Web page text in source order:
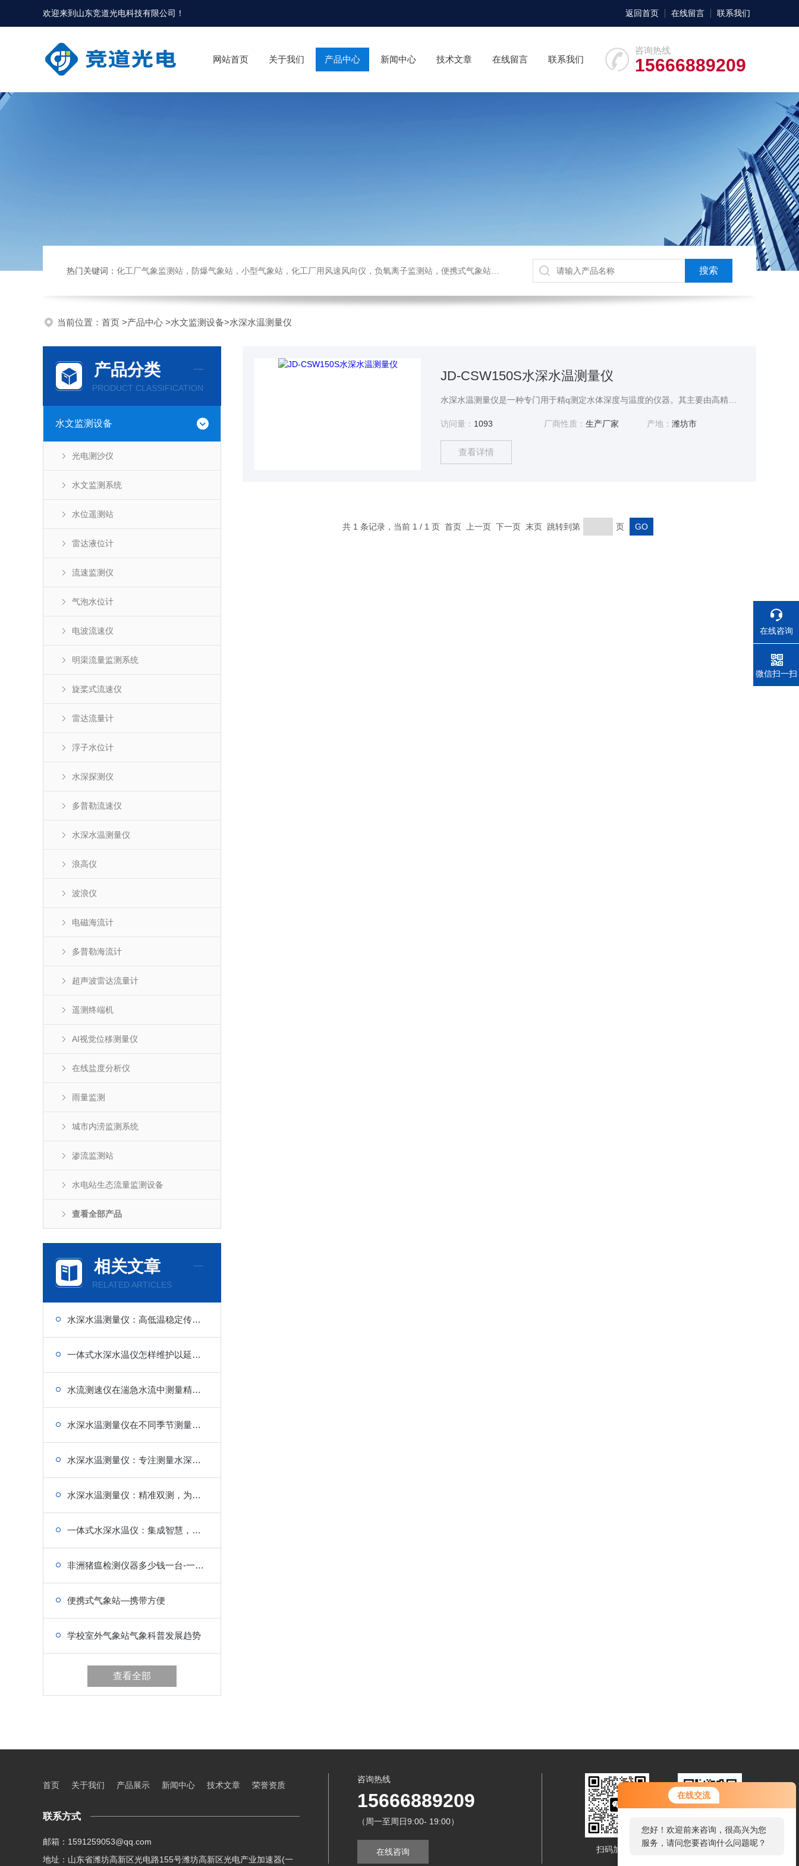
在线交流
您好！欢迎前来咨询，很高兴为您
服务，请问您要咨询什么问题呢？
欢迎来到 山东竞道光电科技有限公司 ！ 返回首页 在线留言 联系我们
咨询热线
15666889209
网站首页 关于我们 产品中心 新闻中心 技术文章 在线留言 联系我们
热门关键词： 化工厂气象监测站，防爆气象站，小型气象站，化工厂用风速风向仪，负氧离子监测站，便携式气象站，水位监测站
当前位置： 首页 >产品中心 >水文监测设备>水深水温测量仪
产品分类
PRODUCT CLASSIFICATION
水文监测设备
光电测沙仪
水文监测系统
水位遥测站
雷达液位计
流速监测仪
气泡水位计
电波流速仪
明渠流量监测系统
旋桨式流速仪
雷达流量计
浮子水位计
水深探测仪
多普勒流速仪
水深水温测量仪
浪高仪
波浪仪
电磁海流计
多普勒海流计
超声波雷达流量计
遥测终端机
AI视觉位移测量仪
在线盐度分析仪
雨量监测
城市内涝监测系统
渗流监测站
水电站生态流量监测设备
查看全部产品
相关文章
RELATED ARTICLES
水深水温测量仪：高低温稳定传感，无惧恶劣水域，防汛生态同步监测
一体式水深水温仪怎样维护以延长使用寿命?
水流测速仪在湍急水流中测量精准度如何保障?
水深水温测量仪在不同季节测量有差异吗?
水深水温测量仪：专注测量水深水温，为水域研究助力
水深水温测量仪：精准双测，为水下研究提供详实数据
一体式水深水温仪：集成智慧，便捷开启水深水温测量
非洲猪瘟检测仪器多少钱一台-一款价格便宜的非洲猪瘟检测仪器
便携式气象站—携带方便
学校室外气象站气象科普发展趋势
查看全部
JD-CSW150S水深水温测量仪
访问量： 1093 厂商性质： 生产厂家 产地：潍坊市
查看详情
共 1 条记录，当前 1 / 1 页 首页 上一页 下一页 末页 跳转到第 页
首页 关于我们 产品展示 新闻中心 技术文章 荣誉资质
联系方式
邮箱：1591259053@qq.com
地址：山东省潍坊高新区光电路155号潍坊高新区光电产业加速器(一
咨询热线
15666889209
（周一至周日9:00- 19:00）
在线咨询 扫码加微信 移动端浏览
在线咨询
电话
微信扫一扫